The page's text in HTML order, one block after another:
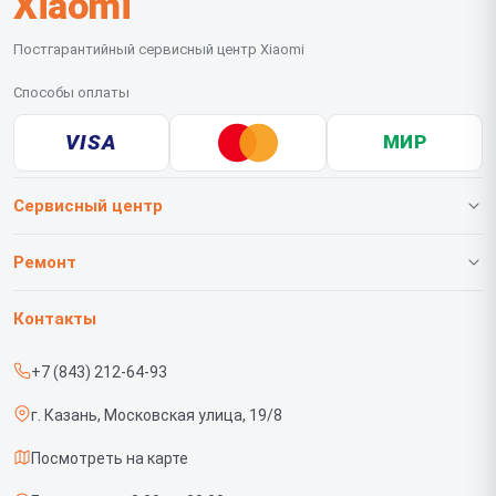
Постгарантийный сервисный центр Xiaomi
Способы оплаты
VISA МИР
Сервисный центр
О нашем сервисе
Срочный ремонт
Доставка и способы оплаты
Диагностика
Ремонт
Телефонов
Контакты
+7 (843) 212-64-93
г. Казань, Московская улица, 19/8
Посмотреть на карте